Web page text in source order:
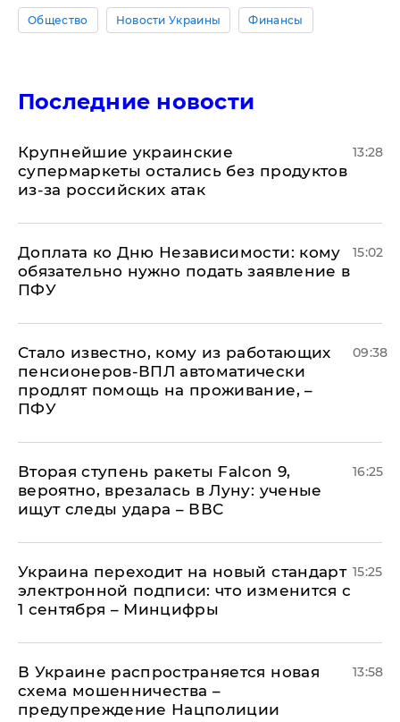
Общество Новости Украины Финансы
Последние новости
Крупнейшие украинские
супермаркеты остались без продуктов
из-за российских атак
13:28
Доплата ко Дню Независимости: кому
обязательно нужно подать заявление в
ПФУ
15:02
Стало известно, кому из работающих
пенсионеров-ВПЛ автоматически
продлят помощь на проживание, –
ПФУ
09:38
Вторая ступень ракеты Falcon 9,
вероятно, врезалась в Луну: ученые
ищут следы удара – ВВС
16:25
Украина переходит на новый стандарт
электронной подписи: что изменится с
1 сентября – Минцифры
15:25
В Украине распространяется новая
схема мошенничества –
предупреждение Нацполиции
13:58